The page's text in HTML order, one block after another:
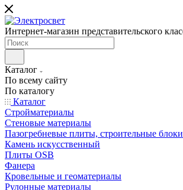
Интернет-магазин представительского
Каталог
По всему сайту
По каталогу
Каталог
Стройматериалы
Стеновые материалы
Пазогребневые плиты, строительные
Камень искусственный
Плиты OSB
Фанера
Кровельные и геоматериалы
Рулонные материалы